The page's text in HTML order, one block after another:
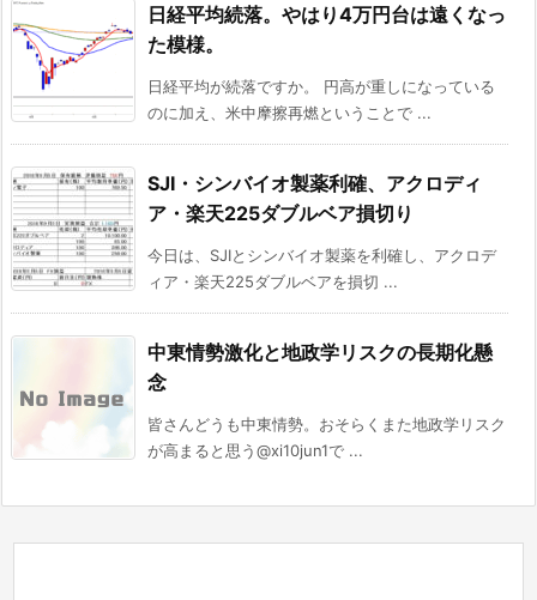
日経平均続落。やはり4万円台は遠くなっ
た模様。
日経平均が続落ですか。 円高が重しになっている
のに加え、米中摩擦再燃ということで ...
SJI・シンバイオ製薬利確、アクロディ
ア・楽天225ダブルベア損切り
今日は、SJIとシンバイオ製薬を利確し、アクロデ
ィア・楽天225ダブルベアを損切 ...
中東情勢激化と地政学リスクの長期化懸
念
皆さんどうも中東情勢。おそらくまた地政学リスク
が高まると思う@xi10jun1で ...